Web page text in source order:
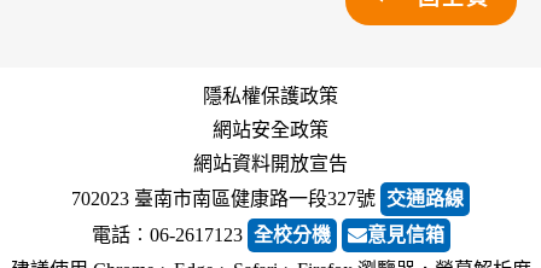
隱私權保護政策
網站安全政策
網站資料開放宣告
702023 臺南市南區健康路一段327號 交通路線
電話︰06-2617123 全校分機
意見信箱